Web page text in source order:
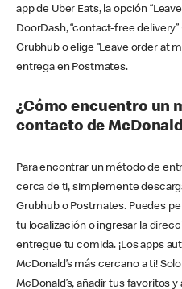
app de Uber Eats, la opción
DoorDash, “contact-free
Grubhub o elige “Leave order at
entrega en Postmates.
¿Cómo encuentro un
contacto de
Para encontrar un método de
cerca de ti, simplemente
Grubhub o Postmates. Puedes
tu localización o ingresar la
entregue tu comida. ¡Los apps
McDonald’s más cercano a ti!
McDonald’s, añadir tus favoritos